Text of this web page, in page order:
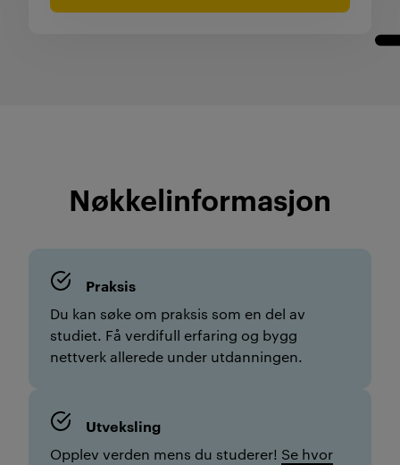
Nøkkelinformasjon
Praksis
Du kan søke om praksis som en del av
studiet. Få verdifull erfaring og bygg
nettverk allerede under utdanningen.
Utveksling
Opplev verden mens du studerer! Se hvor